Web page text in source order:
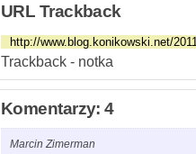
URL Trackback
Trackback - notka
Komentarzy: 4
Marcin Zimerman